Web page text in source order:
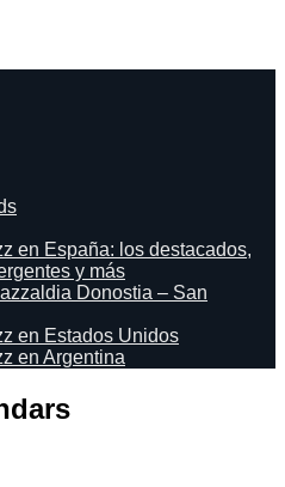
en España: los destacados,
y más
Donostia – San
en Estados Unidos
en Argentina